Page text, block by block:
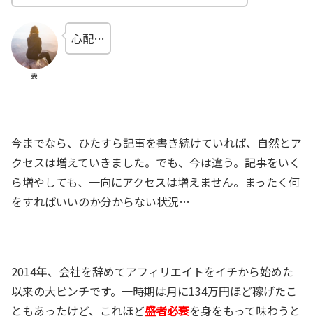
妻
心配…
今までなら、ひたすら記事を書き続けていれば、自然とア
クセスは増えていきました。でも、今は違う。記事をいく
ら増やしても、一向にアクセスは増えません。まったく何
をすればいいのか分からない状況…
2014年、会社を辞めてアフィリエイトをイチから始めた
以来の大ピンチです。一時期は月に134万円ほど稼げたこ
ともあったけど、これほど盛者必衰を身をもって味わうと